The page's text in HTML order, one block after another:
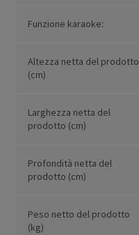
Funzione karaoke:
Altezza netta del prodotto
(cm)
Larghezza netta del
prodotto (cm)
Profondità netta del
prodotto (cm)
Peso netto del prodotto
(kg)